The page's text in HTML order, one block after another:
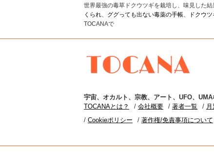
世界最強の毒草ドクウツギを栽培し、味見した
くられ、 ググっても出ない毒薬の手帳、 ドクウツ
TOCANAで
宇宙、 オカルト 、 宗教、 アート 、 UFO、 UMA
TOCANAとは？
会社概要 著者一覧
Cookieポリシー
著作権/免責事項について